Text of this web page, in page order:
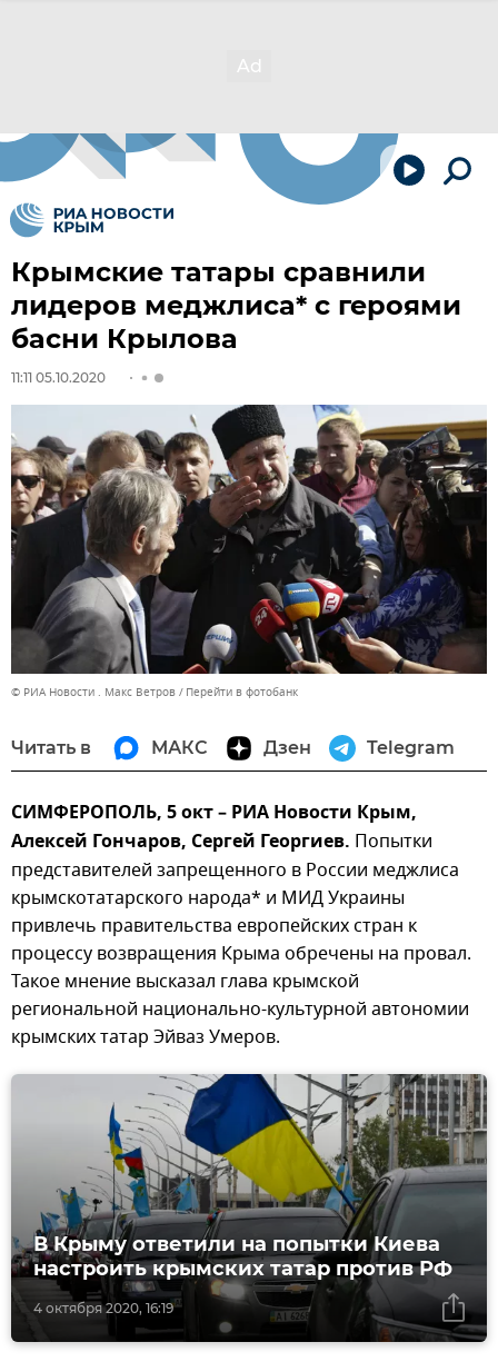
Крымские татары сравнили
лидеров меджлиса* с героями
басни Крылова
11:11 05.10.2020
© РИА Новости . Макс Ветров Перейти в фотобанк
Читать в МАКС Дзен Telegram
СИМФЕРОПОЛЬ, 5 окт – РИА Новости Крым,
Алексей Гончаров, Сергей Георгиев. Попытки
представителей запрещенного в России меджлиса
крымскотатарского народа* и МИД Украины
привлечь правительства европейских стран к
процессу возвращения Крыма обречены на провал.
Такое мнение высказал глава крымской
региональной национально-культурной автономии
крымских татар Эйваз Умеров.
4 октября 2020, 16:19
В Крыму ответили на попытки Киева
настроить крымских татар против РФ